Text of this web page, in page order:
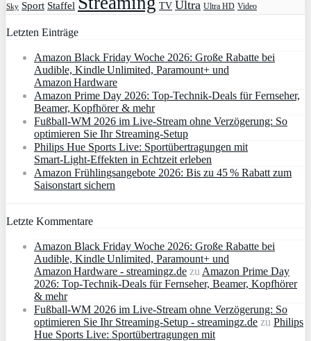
Sky Sport Staffel TV Ultra Ultra HD Video
Letzten Einträge
Amazon Black Friday Woche 2026: Große Rabatte bei
Audible, Kindle Unlimited, Paramount+ und
Amazon Hardware
Amazon Prime Day 2026: Top-Technik-Deals für Fernseher,
Beamer, Kopfhörer & mehr
Fußball-WM 2026 im Live-Stream ohne Verzögerung: So
optimieren Sie Ihr Streaming-Setup
Philips Hue Sports Live: Sportübertragungen mit
Smart‑Light‑Effekten in Echtzeit erleben
Amazon Frühlingsangebote 2026: Bis zu 45 % Rabatt zum
Saisonstart sichern
Letzte Kommentare
Amazon Black Friday Woche 2026: Große Rabatte bei
Audible, Kindle Unlimited, Paramount+ und
Amazon Hardware - streamingz.de zuAmazon Prime Day
2026: Top-Technik-Deals für Fernseher, Beamer, Kopfhörer
& mehr
Fußball-WM 2026 im Live-Stream ohne Verzögerung: So
optimieren Sie Ihr Streaming-Setup - streamingz.de zu Philips
Hue Sports Live: Sportübertragungen mit